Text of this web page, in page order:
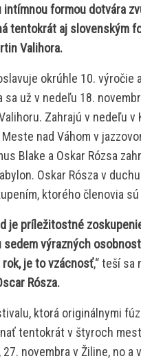
formou dotvára
tentokrát aj slovenským
Valihora.
okrúhle 10. výročie
už v nedeľu 18.
Zahrajú v nedeľu
nad Váhom v
Blake a Oskar Rózsa
Oskar Rósza v
ktorého členovia
je príležitostné
sedem výrazných
rok, je to vzácnosť,“ teší sa
Rósza.
ktorá originálnymi
tentokrát v štyroch
novembra v Žiline, no a